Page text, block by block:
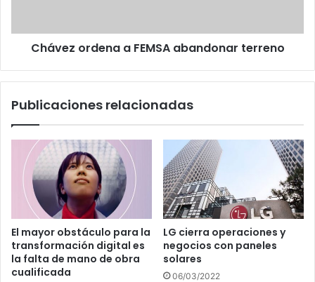
Chávez ordena a FEMSA abandonar terreno
Publicaciones relacionadas
El mayor obstáculo para la
transformación digital es
la falta de mano de obra
cualificada
LG cierra operaciones y
negocios con paneles
solares
06/03/2022